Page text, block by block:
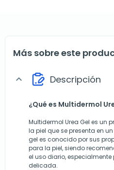
Más sobre este
expand_more Descripción
¿Qué es Multidermol
Multidermol Urea Gel es un
la piel que se presenta en
gel es conocido por sus
para la piel, siendo
el uso diario,
delicada.